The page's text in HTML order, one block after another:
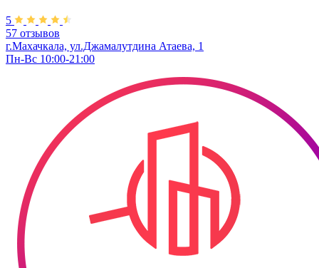
5
57 отзывов
г.Махачкала, ул.Джамалутдина Атаева, 1
Пн-Вс 10:00-21:00